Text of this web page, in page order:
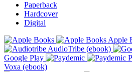
Paperback
Hardcover
Digital
Apple
AudioTribe (ebook)
Google Play
Voxa (ebook)